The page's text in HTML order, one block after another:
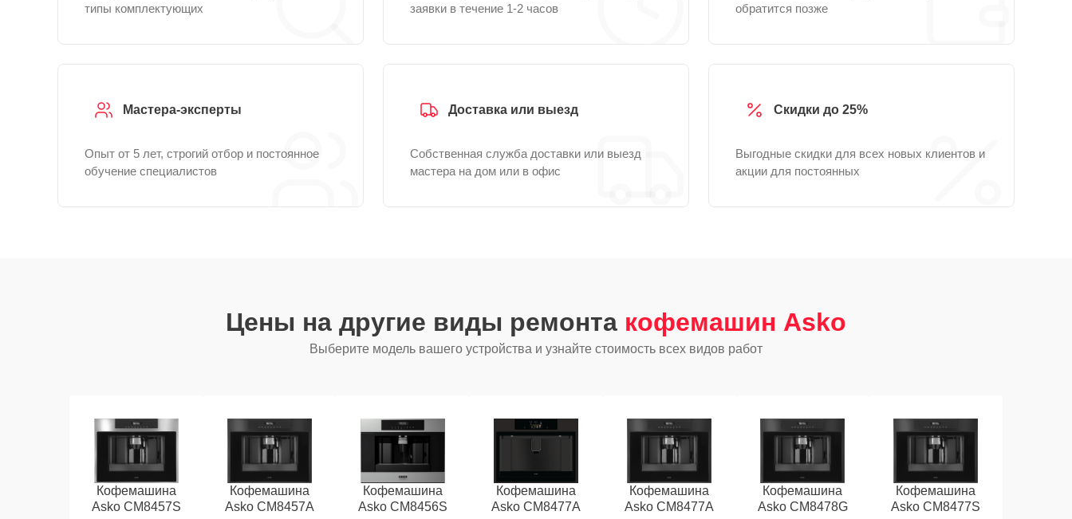
типы комплектующих
заявки в течение 1-2 часов
обратится позже
Мастера-эксперты
Опыт от 5 лет, строгий отбор и постоянное
обучение специалистов
Доставка или выезд
Собственная служба доставки или выезд
мастера на дом или в офис
Скидки до 25%
Выгодные скидки для всех новых клиентов и
акции для постоянных
Цены на другие виды ремонта кофемашин Asko
Выберите модель вашего устройства и узнайте стоимость всех видов работ
Кофемашина
Asko CM8457S
Кофемашина
Asko CM8457A
Кофемашина
Asko CM8456S
Кофемашина
Asko CM8477A
Кофемашина
Asko СМ8477А
Кофемашина
Asko CM8478G
Кофемашина
Asko CM8477S